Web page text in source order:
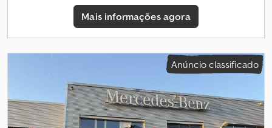
ré * Gerador 28 V / 150 A * Monitor para sistema de câmeras *
Interface elétrica universal de acordo com a norma EN16330 *
LED, amarelas, esquerda e direita, com suportes * Farol de
trabalho LED, parede traseira da cabine, superior * Farol adicional,
ajustável em altura, coluna A, LED Sistema hidráulico * Conexão
hidráulica, traseira, 4 vias, célula 1+2 * Linha de pressão traseira,
para 2º circuito hidráulico * Linha de retorno separada, traseira *
Linha de pressão e retorno, frontal, circuito hidráulico 3+4 *
Mais informações agora
Anúncio classificado